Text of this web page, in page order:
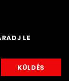
LE